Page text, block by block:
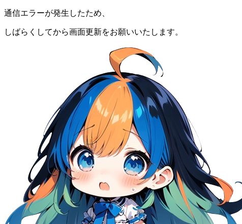
通信エラーが発生したため、
しばらくしてから画面更新をお願いいたします。